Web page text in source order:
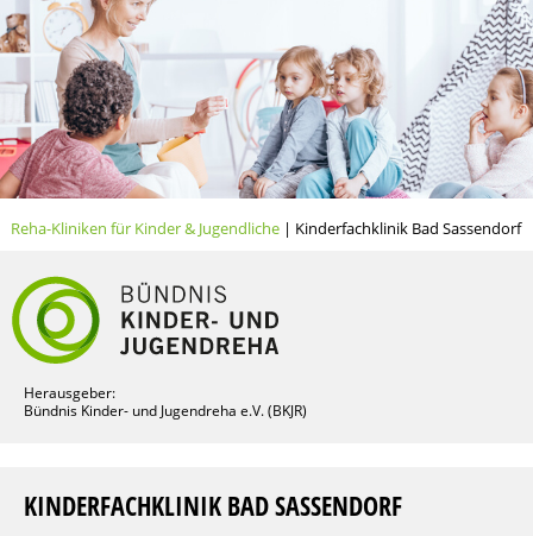
Reha-Kliniken für Kinder & Jugendliche| Kinderfachklinik Bad Sassendorf
Herausgeber:
Bündnis Kinder- und Jugendreha e.V. (BKJR)
KINDERFACHKLINIK BAD SASSENDORF